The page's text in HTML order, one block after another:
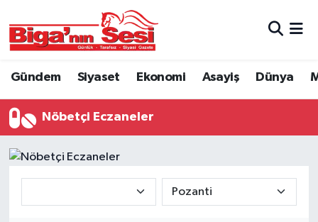
Gündem Siyaset Ekonomi Asayiş Dünya
Nöbetçi Eczaneler
Asayiş
Belde ve Köyler
Belediye
Çanakkale Hava Durumu
Süper Lig Puan Durumu ve Fikstür
Tüm Manşetler